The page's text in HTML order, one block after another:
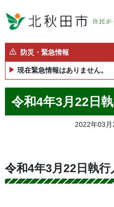
防災・緊急情報
現在緊急情報はありません。
令和4年3月22日
2022年03月
令和4年3月22日執行